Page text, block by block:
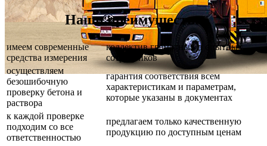
Наши преимущества
имеем современные
средства измерения
коллектив грамотных и опытных
сотрудников
осуществляем
безошибочную
проверку бетона и
раствора
гарантия соответствия всем
характеристикам и параметрам,
которые указаны в документах
к каждой проверке
подходим со все
ответственностью
предлагаем только качественную
продукцию по доступным ценам